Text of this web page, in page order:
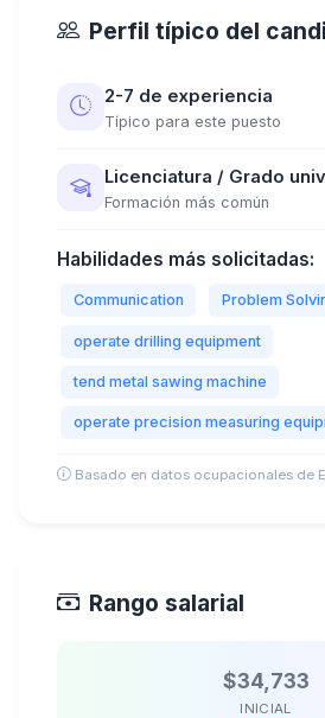
Perfil típico del
2-7 de experiencia
Típico para este puesto
Licenciatura / Grado
Formación más común
Habilidades más solicitadas:
Communication Problem
operate drilling equipment
tend metal sawing machine
operate precision measuring
Basado en datos ocupacionales de
Rango salarial
$34,733
INICIAL